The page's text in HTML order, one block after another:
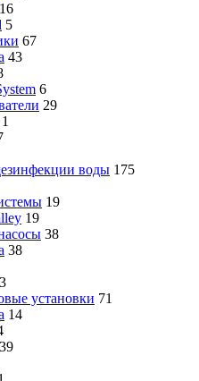
16
5
67
43
6
29
1
воды 175
19
19
38
38
3
установки 71
14
39